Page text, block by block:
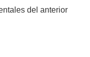
del anterior